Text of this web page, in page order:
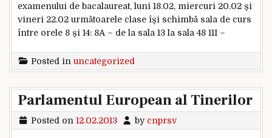
examenului de bacalaureat, luni 18.02, miercuri 20.02 și
vineri 22.02 următoarele clase își schimbă sala de curs
între orele 8 și 14: 8A – de la sala 13 la sala 48 11I –
Posted in uncategorized
Parlamentul European al Tinerilor
Posted on 12.02.2013 by cnprsv